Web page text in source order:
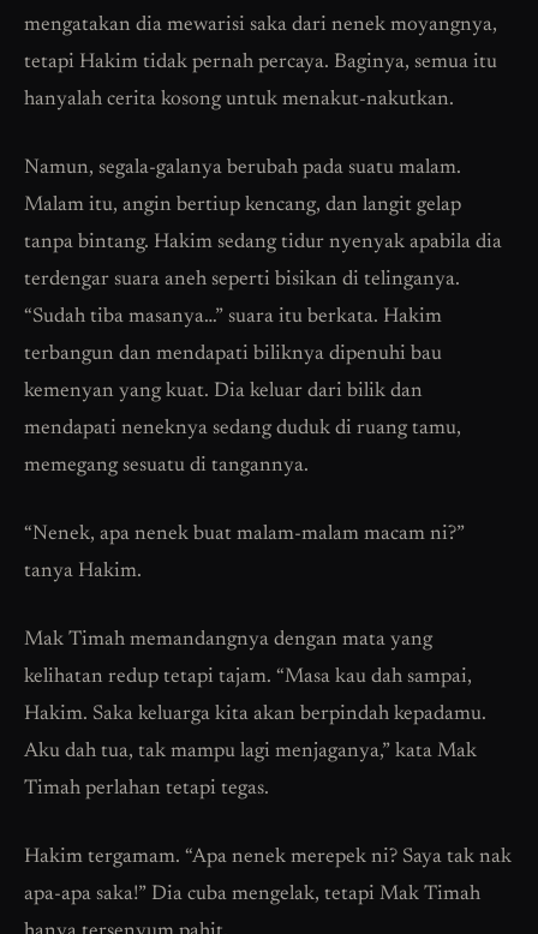
mengatakan dia mewarisi saka dari nenek moyangnya,
tetapi Hakim tidak pernah percaya. Baginya, semua itu
hanyalah cerita kosong untuk menakut-nakutkan.
Namun, segala-galanya berubah pada suatu malam.
Malam itu, angin bertiup kencang, dan langit gelap
tanpa bintang. Hakim sedang tidur nyenyak apabila dia
terdengar suara aneh seperti bisikan di telinganya.
“Sudah tiba masanya…” suara itu berkata. Hakim
terbangun dan mendapati biliknya dipenuhi bau
kemenyan yang kuat. Dia keluar dari bilik dan
mendapati neneknya sedang duduk di ruang tamu,
memegang sesuatu di tangannya.
“Nenek, apa nenek buat malam-malam macam ni?”
tanya Hakim.
Mak Timah memandangnya dengan mata yang
kelihatan redup tetapi tajam. “Masa kau dah sampai,
Hakim. Saka keluarga kita akan berpindah kepadamu.
Aku dah tua, tak mampu lagi menjaganya,” kata Mak
Timah perlahan tetapi tegas.
Hakim tergamam. “Apa nenek merepek ni? Saya tak nak
apa-apa saka!” Dia cuba mengelak, tetapi Mak Timah